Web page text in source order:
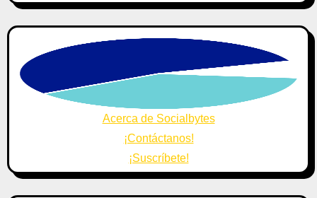
Acerca de Socialbytes
¡Contáctanos!
¡Suscríbete!